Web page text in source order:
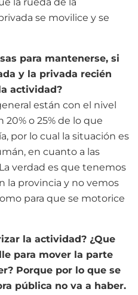
se movilice y se
para mantenerse, si
y la privada recién
actividad?
están con el nivel
o 25% de lo que
por lo cual la situación es
en cuanto a las
verdad es que tenemos
la provincia y no vemos
para que se motorice
la actividad? ¿Que
para mover la parte
Porque por lo que se
pública no va a haber.